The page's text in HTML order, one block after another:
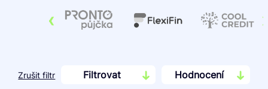
‹ ›
Zrušit filtr Filtrovat Hodnocení